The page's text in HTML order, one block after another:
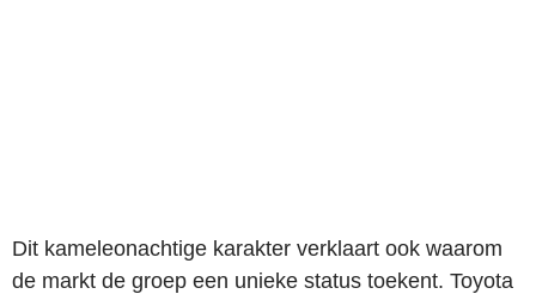
Dit kameleonachtige karakter verklaart ook waarom
de markt de groep een unieke status toekent. Toyota